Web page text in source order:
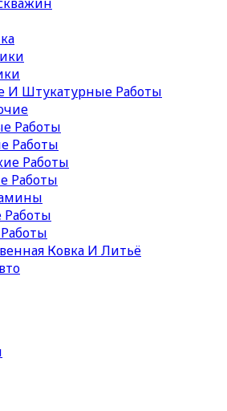
И Штукатурные Работы
Работы
Работы
Работы
Работы
Работы
Ковка И Литьё